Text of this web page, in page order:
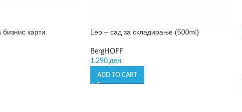
карти Leo – сад за складирање (500ml)
BergHOFF
1.290 ден
ADD TO CART